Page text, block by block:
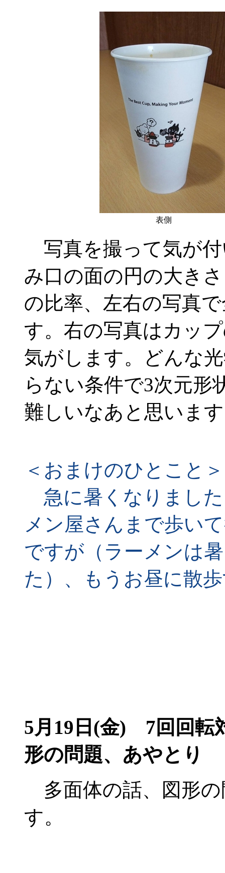
表側
写真を撮って気が
み口の面の円の大き
の比率、左右の写真
す。右の写真はカッ
気がします。どんな
らない条件で3次元形
難しいなあと思いま
＜おまけのひとこと＞
急に暑くなりまし
メン屋さんまで歩い
ですが（ラーメンは
た）、もうお昼に散
5月19日(金) 7回回転
形の問題、あやとり
多面体の話、図形
す。